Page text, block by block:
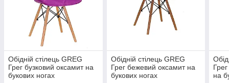
Обідній стілець GREG
Грег бузковий оксамит на
букових ногах
Обідній стілець GREG
Грег бежевий оксамит на
букових ногах
на